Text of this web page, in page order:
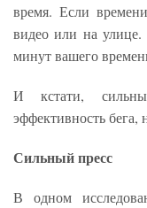
время. Если
видео или на улице.
минут вашего
И кстати,
эффективность
Сильный пресс
В одном